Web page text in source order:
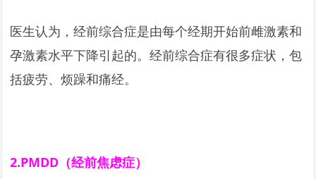
医生认为，经前综合症是由每个经期开始前雌激素和
孕激素水平下降引起的。经前综合症有很多症状，包
括疲劳、烦躁和痛经。
2.PMDD （经前焦虑症）